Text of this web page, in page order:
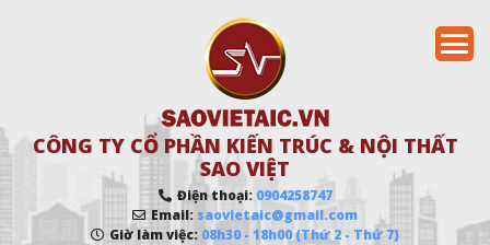
CÔNG TY CỔ PHẦN KIẾN TRÚC & NỘI THẤT
SAO VIỆT
Điện thoại: 0904258747
Email: saovietaic@gmail.com
Giờ làm việc: 08h30 - 18h00 (Thứ 2 - Thứ 7)